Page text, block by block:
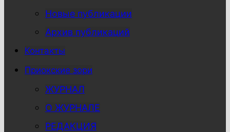
Новые публикации
Архив публикаций
Контакты
Приокские зори
ЖУРНАЛ
О ЖУРНАЛЕ
РЕДАКЦИЯ